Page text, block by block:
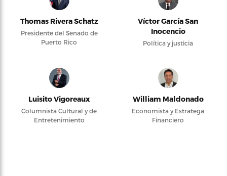
Thomas Rivera Schatz
Presidente del Senado de
Puerto Rico
Víctor García San
Inocencio
Política y justicia
Luisito Vigoreaux
Columnista Cultural y de
Entretenimiento
William Maldonado
Economista y Estratega
Financiero